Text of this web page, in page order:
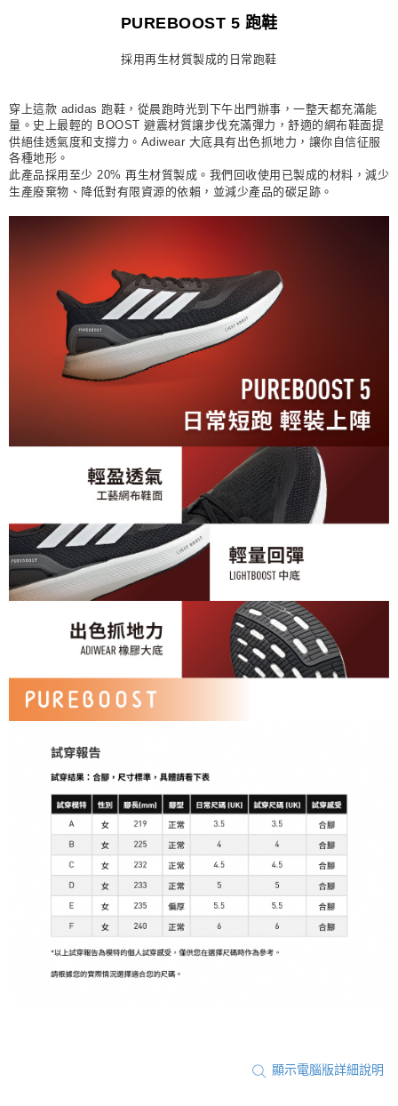
PUREBOOST 5 跑鞋
採用再生材質製成的日常跑鞋
穿上這款 adidas 跑鞋，從晨跑時光到下午出門辦事，一整天都充滿能
量。史上最輕的 BOOST 避震材質讓步伐充滿彈力，舒適的網布鞋面提
供絕佳透氣度和支撐力。Adiwear 大底具有出色抓地力，讓你自信征服
各種地形。
此產品採用至少 20% 再生材質製成。我們回收使用已製成的材料，減少
生產廢棄物、降低對有限資源的依賴，並減少產品的碳足跡。
顯示電腦版詳細說明